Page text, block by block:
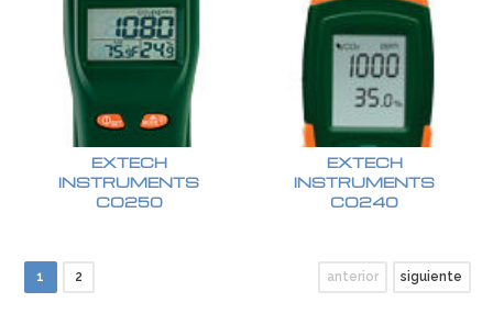
EXTECH
INSTRUMENTS
CO250
EXTECH
INSTRUMENTS
CO240
1 2 anterior siguiente